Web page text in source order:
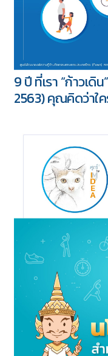
9 ปี ที่เรา “ก้าวเดิ
2563) คุณคิดว่าใค